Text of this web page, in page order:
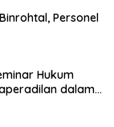
Personel
Hukum
dalam